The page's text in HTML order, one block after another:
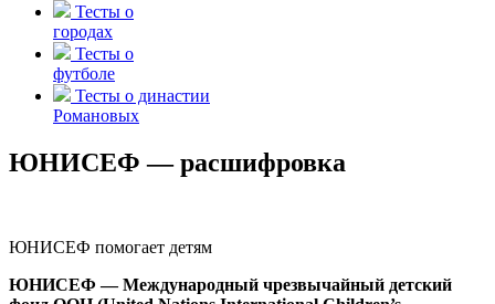
Тесты о
городах
Тесты о
футболе
Тесты о династии
Романовых
ЮНИСЕФ — расшифровка
ЮНИСЕФ помогает детям
ЮНИСЕФ — Международный чрезвычайный детский